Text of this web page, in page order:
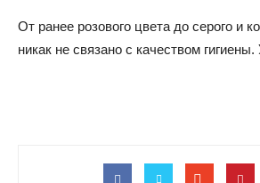
От ранее розового цвета до серого и
никак не связано с качеством